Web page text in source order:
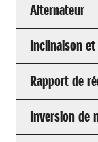
Alternateur
Inclinaison
Rapport de
Inversion de